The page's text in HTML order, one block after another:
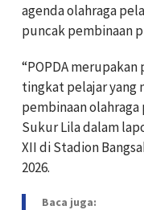
agenda olahraga
puncak pembinaan
“POPDA
tingkat pelajar yang
pembinaan
Sukur Lila dalam
XII di Stadion
2026.
Baca juga: